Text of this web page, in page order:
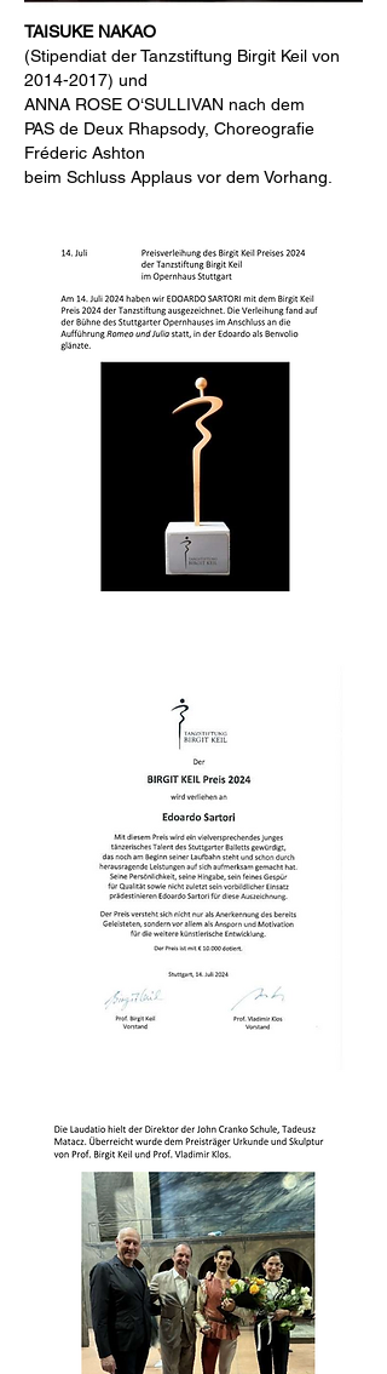
TAISUKE NAKAO
(Stipendiat der Tanzstiftung Birgit Keil von
2014-2017) und
ANNA ROSE O‘SULLIVAN nach dem
PAS de Deux Rhapsody, Choreografie
Fréderic Ashton
beim Schluss Applaus vor dem Vorhang.